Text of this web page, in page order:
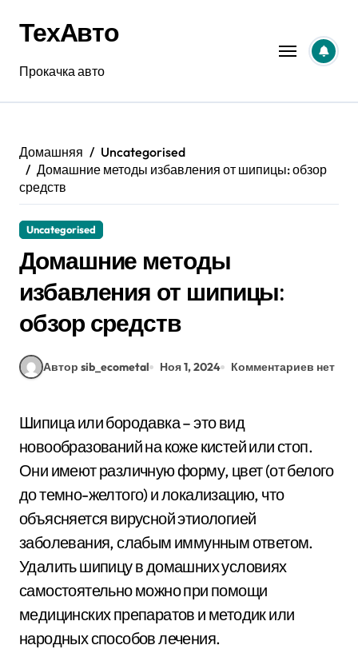
содержанию
ТехАвто
Прокачка авто
Домашняя
Uncategorised
Домашние методы избавления от шипицы: обзор
средств
Uncategorised
Домашние методы
избавления от шипицы:
обзор средств
Автор sib_ecometal Ноя 1, 2024 Комментариев нет
Шипица или бородавка – это вид
новообразований на коже кистей или стоп.
Они имеют различную форму, цвет (от белого
до темно-желтого) и локализацию, что
объясняется вирусной этиологией
заболевания, слабым иммунным ответом.
Удалить шипицу в домашних условиях
самостоятельно можно при помощи
медицинских препаратов и методик или
народных способов лечения.